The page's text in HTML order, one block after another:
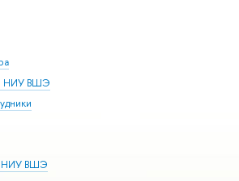
НИУ ВШЭ
НИУ ВШЭ